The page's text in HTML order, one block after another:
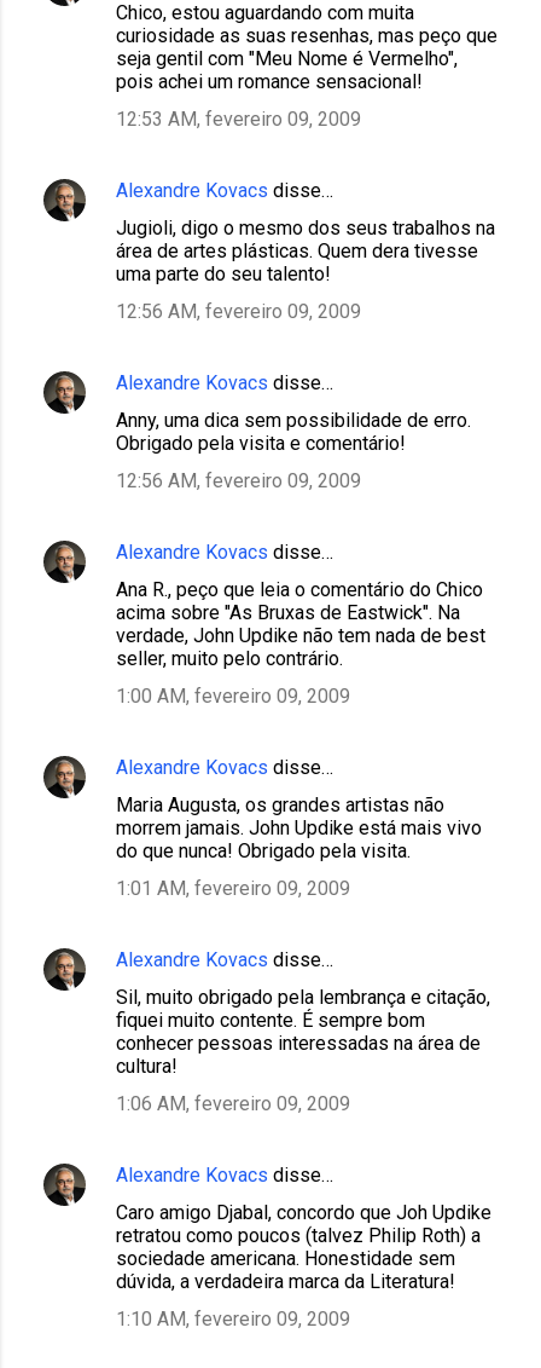
Chico, estou aguardando com muita
curiosidade as suas resenhas, mas peço que
seja gentil com "Meu Nome é Vermelho",
pois achei um romance sensacional!
12:53 AM, fevereiro 09, 2009
Alexandre Kovacs disse…
Jugioli, digo o mesmo dos seus trabalhos na
área de artes plásticas. Quem dera tivesse
uma parte do seu talento!
12:56 AM, fevereiro 09, 2009
Alexandre Kovacs disse…
Anny, uma dica sem possibilidade de erro.
Obrigado pela visita e comentário!
12:56 AM, fevereiro 09, 2009
Alexandre Kovacs disse…
Ana R., peço que leia o comentário do Chico
acima sobre "As Bruxas de Eastwick". Na
verdade, John Updike não tem nada de best
seller, muito pelo contrário.
1:00 AM, fevereiro 09, 2009
Alexandre Kovacs disse…
Maria Augusta, os grandes artistas não
morrem jamais. John Updike está mais vivo
do que nunca! Obrigado pela visita.
1:01 AM, fevereiro 09, 2009
Alexandre Kovacs disse…
Sil, muito obrigado pela lembrança e citação,
fiquei muito contente. É sempre bom
conhecer pessoas interessadas na área de
cultura!
1:06 AM, fevereiro 09, 2009
Alexandre Kovacs disse…
Caro amigo Djabal, concordo que Joh Updike
retratou como poucos (talvez Philip Roth) a
sociedade americana. Honestidade sem
dúvida, a verdadeira marca da Literatura!
1:10 AM, fevereiro 09, 2009